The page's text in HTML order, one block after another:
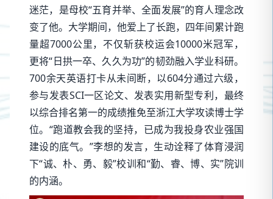
迷茫，是母校“五育并举、全面发展”的育人理念改
变了他。大学期间，他爱上了长跑，四年间累计跑
量超7000公里，不仅斩获校运会10000米冠军，
更将“日拱一卒、久久为功”的韧劲融入学业科研。
700余天英语打卡从未间断，以604分通过六级，
参与发表SCI一区论文、发表实用新型专利，最终
以综合排名第一的成绩推免至浙江大学攻读博士学
位。“跑道教会我的坚持，已成为我投身农业强国
建设的底气。”李想的发言，生动诠释了体育浸润
下“诚、朴、勇、毅”校训和“勤、睿、博、实”院训
的内涵。